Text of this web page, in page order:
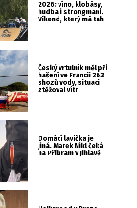
2026: víno, klobásy,
hudba i strongmani.
Víkend, který má tah
Český vrtulník měl při
hašení ve Francii 263
shozů vody, situaci
ztěžoval vítr
Domácí lavička je
jiná. Marek Nikl čeká
na Příbram v Jihlavě